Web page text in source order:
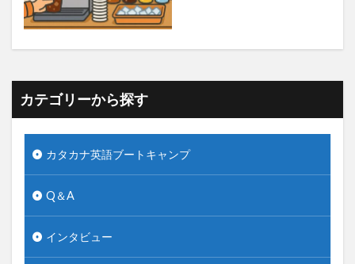
カテゴリーから探す
カタカナ英語ブートキャンプ
Q＆A
インタビュー